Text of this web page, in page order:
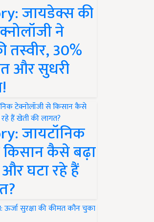
जायडेक्स की
ने
तस्वीर, 30%
और सुधरी
जायटॉनिक
कैसे बढ़ा
घटा रहे हैं